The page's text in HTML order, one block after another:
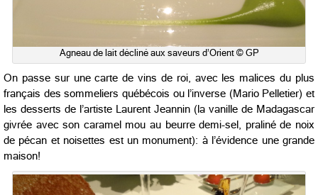
Agneau de lait décliné aux saveurs d’Orient © GP
On passe sur une carte de vins de roi, avec les malices du plus
français des sommeliers québécois ou l’inverse (Mario Pelletier) et
les desserts de l’artiste Laurent Jeannin (la vanille de Madagascar
givrée avec son caramel mou au beurre demi-sel, praliné de noix
de pécan et noisettes est un monument): à l’évidence une grande
maison!